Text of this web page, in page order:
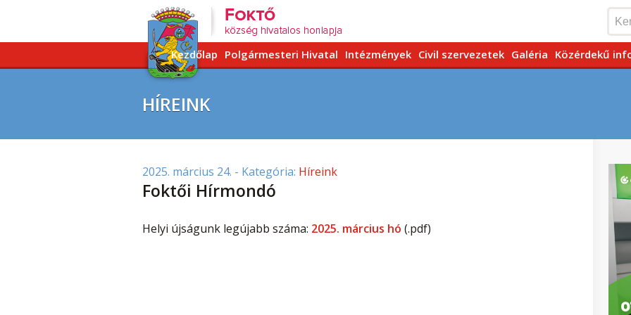
Kezdőlap Polgármesteri Hivatal Intézmények Civil szervezetek Galéria Közérdekű
HÍREINK
2025. március 24. - Kategória: Híreink
Foktői Hírmondó
Helyi újságunk legújabb száma: 2025. március hó (.pdf)